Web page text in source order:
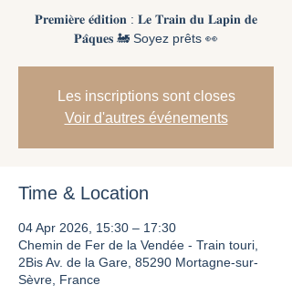
𝐏𝐫𝐞𝐦𝐢𝐞̀𝐫𝐞 𝐞́𝐝𝐢𝐭𝐢𝐨𝐧 : 𝐋𝐞 𝐓𝐫𝐚𝐢𝐧 𝐝𝐮 𝐋𝐚𝐩𝐢𝐧 𝐝𝐞
𝐏𝐚̂𝐪𝐮𝐞𝐬 🚂 Soyez prêts 👀
Les inscriptions sont closes
Voir d'autres événements
Time & Location
04 Apr 2026, 15:30 – 17:30
Chemin de Fer de la Vendée - Train touri,
2Bis Av. de la Gare, 85290 Mortagne-sur-
Sèvre, France